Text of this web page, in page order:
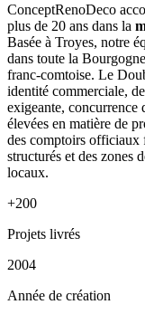
ConceptRenoDeco
plus de 20 ans dans la
Basée à Troyes, notre
dans toute la
franc-comtoise. Le
identité commerciale,
exigeante, concurrence
élevées en matière de
des comptoirs officiaux
structurés et des zones
locaux.
+200
Projets livrés
2004
Année de création